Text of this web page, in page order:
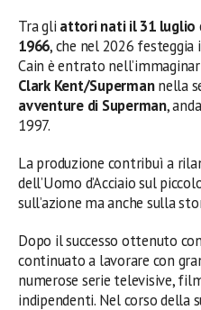
Tra gli attori nati il 31 luglio
1966, che nel 2026 festeggia
Cain è entrato
Clark Kent/Supermannella
avventure di Superman,
1997.
La produzione contribuì a
dell’Uomo d’Acciaio sul
sull’azione ma anche sulla
Dopo il successo ottenuto
continuato a lavorare con
numerose serie televisive,
indipendenti. Nel corso della